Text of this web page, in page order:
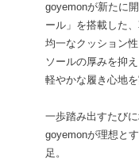
goyemonが新たに
ール」を搭載した
均一なクッション
ソールの厚みを抑
軽やかな履き心地を
一歩踏み出すたび
goyemonが理想と
足。